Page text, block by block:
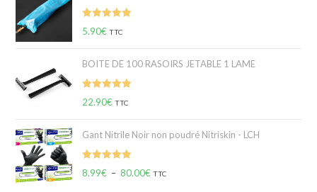
Note5.00
5.90€ TTC
BOITE DE 100 RASOIRS JETABLE 1 LAME
Note5.00
22.90€ TTC
Gant Nitrile Noir non poudré Nitriskin - LCH
Note5.00
8.99€ – 80.00€ TTC